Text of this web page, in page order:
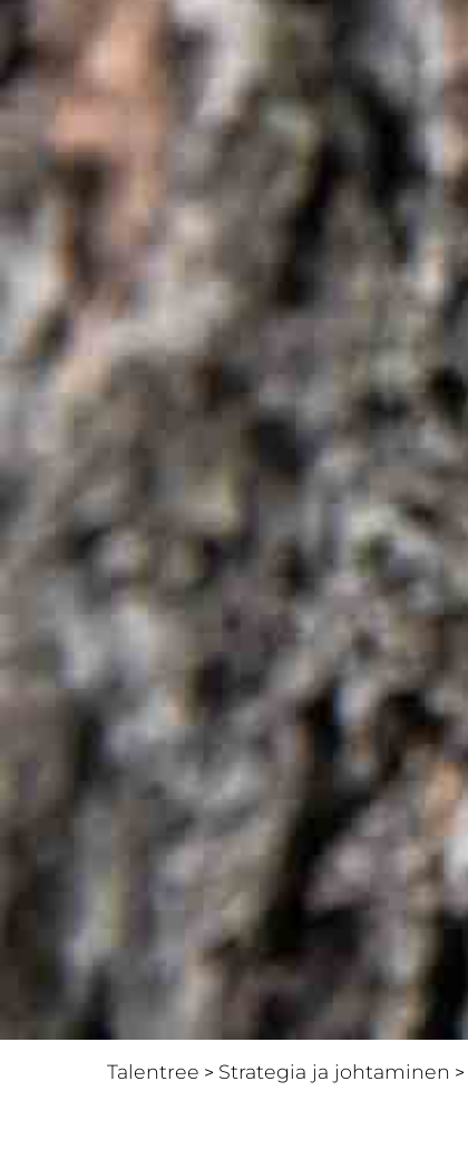
Talentree > Strategia ja johtaminen >